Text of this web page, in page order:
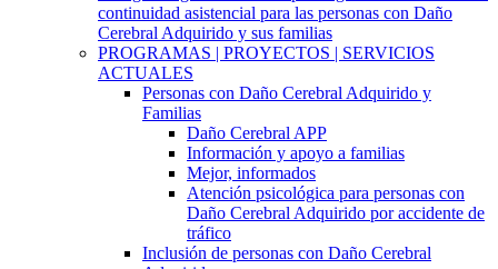
continuidad asistencial para las personas con Daño
Cerebral Adquirido y sus familias
PROGRAMAS | PROYECTOS | SERVICIOS
ACTUALES
Personas con Daño Cerebral Adquirido y
Familias
Daño Cerebral APP
Información y apoyo a familias
Mejor, informados
Atención psicológica para personas con
Daño Cerebral Adquirido por accidente de
tráfico
Inclusión de personas con Daño Cerebral